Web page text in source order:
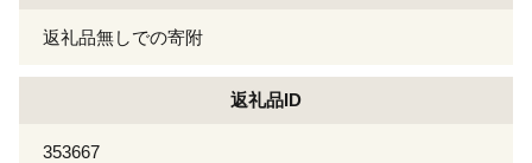
返礼品無しでの寄附
返礼品ID
353667